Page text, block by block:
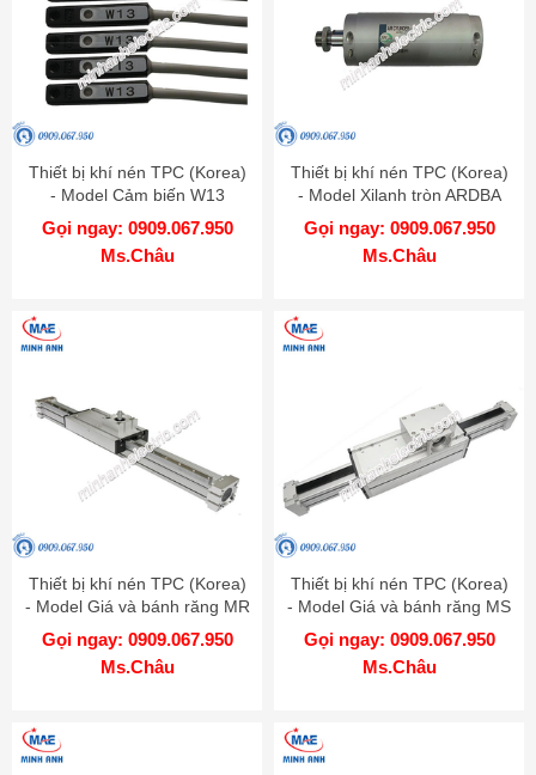
Thiết bị khí nén TPC (Korea)
- Model Cảm biến W13
Gọi ngay: 0909.067.950
Ms.Châu
Thiết bị khí nén TPC (Korea)
- Model Xilanh tròn ARDBA
Gọi ngay: 0909.067.950
Ms.Châu
Thiết bị khí nén TPC (Korea)
- Model Giá và bánh răng MR
Gọi ngay: 0909.067.950
Ms.Châu
Thiết bị khí nén TPC (Korea)
- Model Giá và bánh răng MS
Gọi ngay: 0909.067.950
Ms.Châu